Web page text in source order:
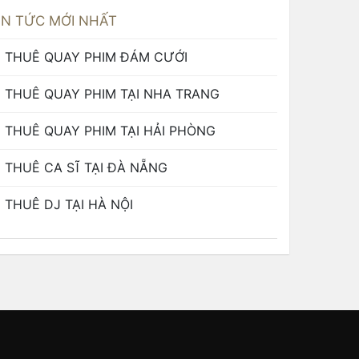
TỨC MỚI NHẤT
THUÊ QUAY PHIM ĐÁM CƯỚI
THUÊ QUAY PHIM TẠI NHA TRANG
THUÊ QUAY PHIM TẠI HẢI PHÒNG
THUÊ CA SĨ TẠI ĐÀ NẴNG
THUÊ DJ TẠI HÀ NỘI